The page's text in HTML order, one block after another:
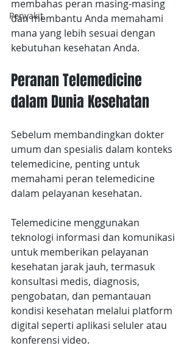
Penyakit
membahas peran masing-masing
dan membantu Anda memahami
mana yang lebih sesuai dengan
kebutuhan kesehatan Anda.
Peranan Telemedicine
dalam Dunia Kesehatan
Sebelum membandingkan dokter
umum dan spesialis dalam konteks
telemedicine, penting untuk
memahami peran telemedicine
dalam pelayanan kesehatan.
Telemedicine menggunakan
teknologi informasi dan komunikasi
untuk memberikan pelayanan
kesehatan jarak jauh, termasuk
konsultasi medis, diagnosis,
pengobatan, dan pemantauan
kondisi kesehatan melalui platform
digital seperti aplikasi seluler atau
konferensi video.